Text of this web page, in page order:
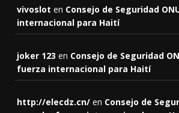
vivoslot en Consejo de Seguridad
internacional para Haití
joker 123 en Consejo de Seguridad
fuerza internacional para Haití
http://elecdz.cn/ en Consejo de